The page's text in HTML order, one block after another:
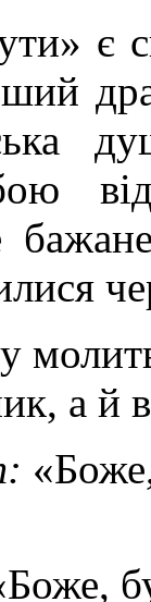
є
а й